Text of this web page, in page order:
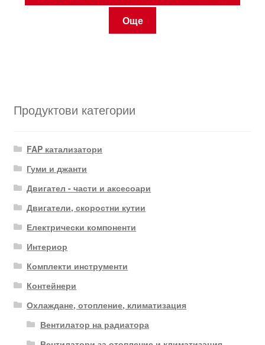
Още
Продуктови категории
FAP катализатори
Гуми и джанти
Двигател - части и аксесоари
Двигатели, скоростни кутии
Електрически компоненти
Интериор
Комплекти инструменти
Контейнери
Охлаждане, отопление, климатизация
Вентилатор на радиатора